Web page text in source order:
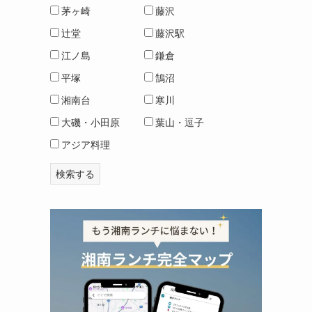
茅ヶ崎
藤沢
辻堂
藤沢駅
江ノ島
鎌倉
平塚
鵠沼
湘南台
寒川
大磯・小田原
葉山・逗子
アジア料理